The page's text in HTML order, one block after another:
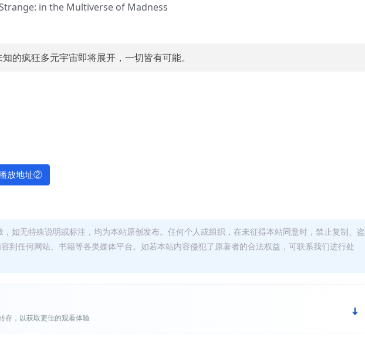
in the Multiverse of Madness
的疯狂多元宇宙即将展开，一切皆有可能。
放地址②
，如无特殊说明或标注，均为本站原创发布。任何个人或组织，在未征得本站同意时，禁止复制、盗
到任何网站、书籍等各类媒体平台。如若本站内容侵犯了原著者的合法权益，可联系我们进行处
存，以获取更佳的观看体验